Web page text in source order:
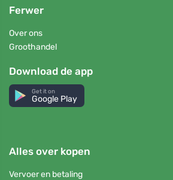
Ferwer
Over ons
Groothandel
Download de app
Get it on
Google Play
Alles over kopen
Vervoer en betaling